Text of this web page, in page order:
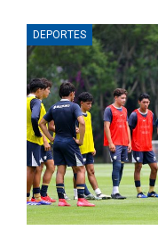
DEPORTES